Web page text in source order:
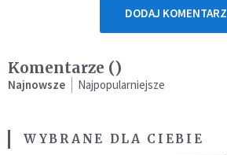
DODAJ KOMENTARZ
Komentarze ()
Najnowsze Najpopularniejsze
WYBRANE DLA CIEBIE